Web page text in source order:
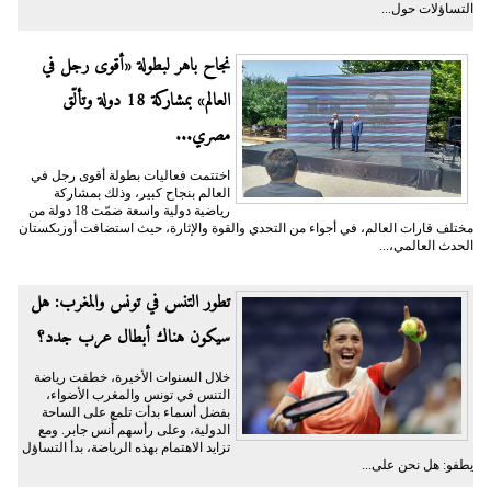
التساؤلات حول...
نجاح باهر لبطولة «أقوى رجل في
العالم» بمشاركة 18 دولة وتألّق
مصري...
اختتمت فعاليات بطولة أقوى رجل في
العالم بنجاح كبير، وذلك بمشاركة
رياضية دولية واسعة ضمّت 18 دولة من
مختلف قارات العالم، في أجواء من التحدي والقوة والإثارة، حيث استضافت أوزبكستان
الحدث العالمي،...
تطور التنس في تونس والمغرب: هل
سيكون هناك أبطال عرب جدد؟
خلال السنوات الأخيرة، خطفت رياضة
التنس في تونس والمغرب الأضواء،
بفضل أسماء بدأت تلمع على الساحة
الدولية، وعلى رأسهم أُنس جابر. ومع
تزايد الاهتمام بهذه الرياضة، بدأ التساؤل
يطفو: هل نحن على...